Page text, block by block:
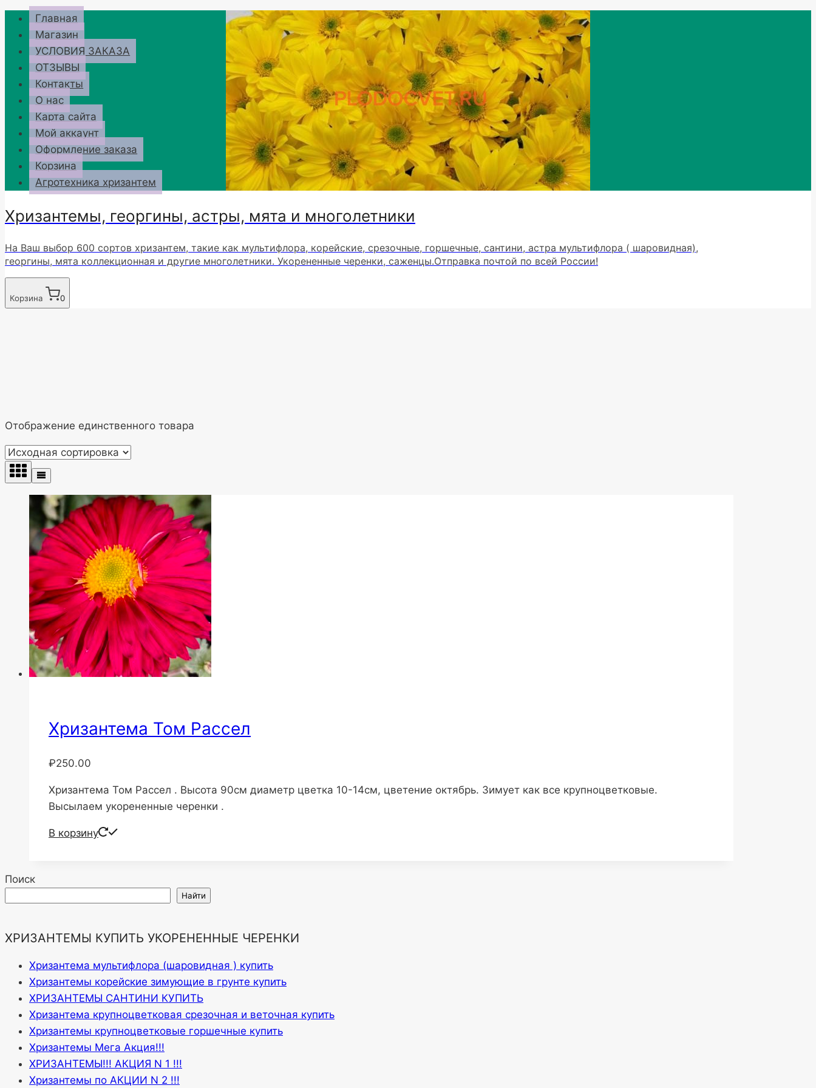
Перейти
содержимому
Главная
Магазин
УСЛОВИЯ ЗАКАЗА
ОТЗЫВЫ
Контакты
О нас
Карта сайта
Мой аккаунт
Оформление заказа
Корзина
Агротехника хризантем
Хризантемы, георгины, астры, мята и многолетники
На Ваш выбор 600 сортов хризантем, такие как мультифлора, корейские, срезочные, горшечные, сантини, астра мультифлора ( шаровидная),
георгины, мята коллекционная и другие многолетники. Укорененные черенки, саженцы.Отправка почтой по всей России!
Корзина 0
Отображение единственного товара
Хризантема Том Рассел
₽250.00
Хризантема Том Рассел . Высота 90см диаметр цветка 10-14см, цветение октябрь. Зимует как все крупноцветковые.
Высылаем укорененные черенки .
В корзину
Поиск
Найти
ХРИЗАНТЕМЫ КУПИТЬ УКОРЕНЕННЫЕ ЧЕРЕНКИ
Хризантема мультифлора (шаровидная ) купить
Хризантемы корейские зимующие в грунте купить
ХРИЗАНТЕМЫ САНТИНИ КУПИТЬ
Хризантема крупноцветковая срезочная и веточная купить
Хризантемы крупноцветковые горшечные купить
Хризантемы Мега Акция!!!
ХРИЗАНТЕМЫ!!! АКЦИЯ N 1 !!!
Хризантемы по АКЦИИ N 2 !!!